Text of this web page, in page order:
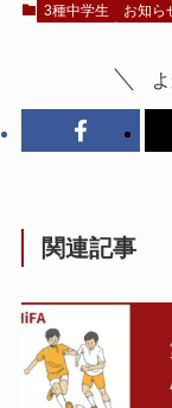
3種中学生 お知ら
関連記事